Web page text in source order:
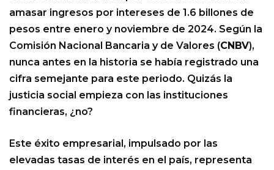
amasar ingresos por intereses de 1.6 billones de
pesos entre enero y noviembre de 2024. Según la
Comisión Nacional Bancaria y de Valores (CNBV),
nunca antes en la historia se había registrado una
cifra semejante para este periodo. Quizás la
justicia social empieza con las instituciones
financieras, ¿no?
Este éxito empresarial, impulsado por las
elevadas tasas de interés en el país, representa